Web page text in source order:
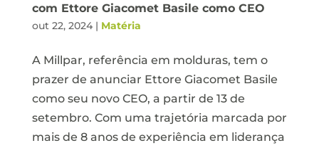
com Ettore Giacomet Basile como CEO
out 22, 2024| Matéria
A Millpar, referência em molduras, tem o
prazer de anunciar Ettore Giacomet Basile
como seu novo CEO, a partir de 13 de
setembro. Com uma trajetória marcada por
mais de 8 anos de experiência em liderança